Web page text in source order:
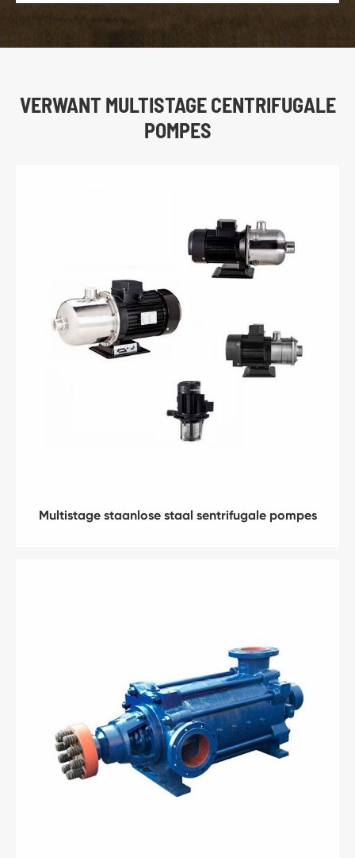
VERWANT MULTISTAGE CENTRIFUGALE
POMPES
Multistage staanlose staal sentrifugale pompes